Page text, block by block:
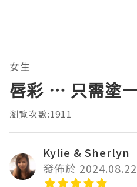
女生
唇彩 ⋯ 只需塗
瀏覽次數:1911
Kylie & Sherlyn
發佈於 2024.08.22